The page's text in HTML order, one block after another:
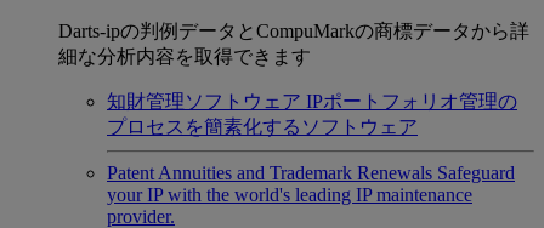
Darts-ipの判例データとCompuMarkの商標データから詳
細な分析内容を取得できます
知財管理ソフトウェア IPポートフォリオ管理の
プロセスを簡素化するソフトウェア
Patent Annuities and Trademark Renewals Safeguard
your IP with the world's leading IP maintenance
provider.